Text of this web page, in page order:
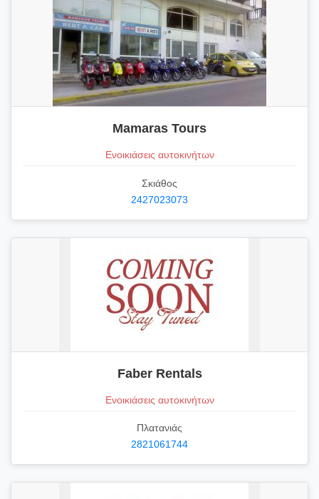
Mamaras Tours
Ενοικιάσεις αυτοκινήτων
Σκιάθος
2427023073
Faber Rentals
Ενοικιάσεις αυτοκινήτων
Πλατανιάς
2821061744